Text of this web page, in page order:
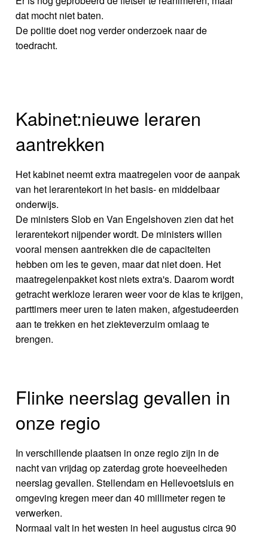
dat mocht niet baten.
De politie doet nog verder onderzoek naar de
toedracht.
Kabinet:nieuwe leraren
aantrekken
Het kabinet neemt extra maatregelen voor de aanpak
van het lerarentekort in het basis- en middelbaar
onderwijs.
De ministers Slob en Van Engelshoven zien dat het
lerarentekort nijpender wordt. De ministers willen
vooral mensen aantrekken die de capaciteiten
hebben om les te geven, maar dat niet doen. Het
maatregelenpakket kost niets extra's. Daarom wordt
getracht werkloze leraren weer voor de klas te krijgen,
parttimers meer uren te laten maken, afgestudeerden
aan te trekken en het ziekteverzuim omlaag te
brengen.
Flinke neerslag gevallen in
onze regio
In verschillende plaatsen in onze regio zijn in de
nacht van vrijdag op zaterdag grote hoeveelheden
neerslag gevallen. Stellendam en Hellevoetsluis en
omgeving kregen meer dan 40 millimeter regen te
verwerken.
Normaal valt in het westen in heel augustus circa 90